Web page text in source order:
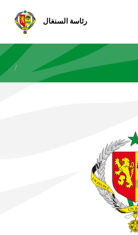
رئاسة السنغال
/